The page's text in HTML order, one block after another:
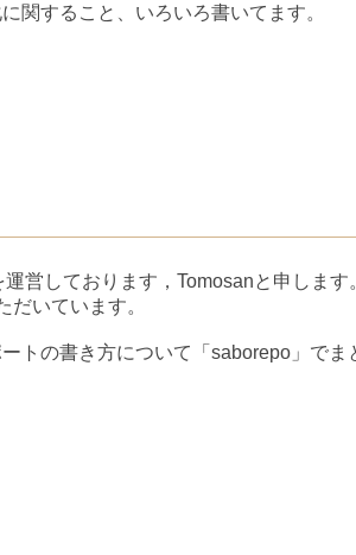
関すること、いろいろ書いてます。
営しております，Tomosanと申します
いています。
トの書き方について「saborepo」でま